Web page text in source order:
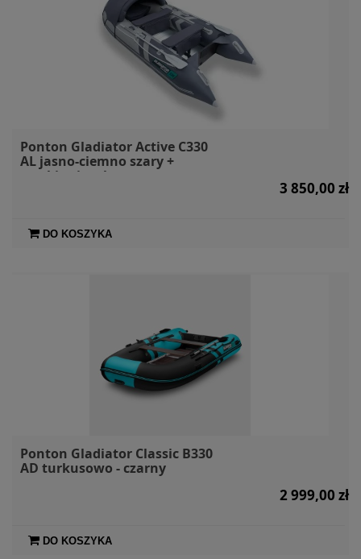
Ponton Gladiator Active C330
AL jasno-ciemno szary +
markiza i torby
3 850,00 zł
DO KOSZYKA
Ponton Gladiator Classic B330
AD turkusowo - czarny
2 999,00 zł
DO KOSZYKA